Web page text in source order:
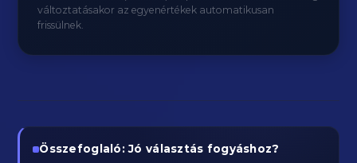
változtatásakor az egyenértékek automatikusan
frissülnek.
Összefoglaló: Jó választás fogyáshoz?